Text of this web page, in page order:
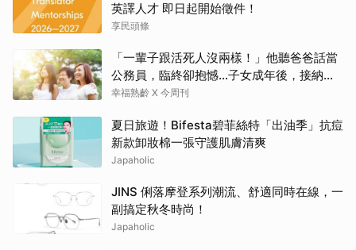
英譯人才 即日起開始徵件！
享民頭條
「一輩子跟活死人沒兩樣！」他聽爸爸話當
公務員，臨終卻抱憾…子女成年後，接納與
欣賞就夠了
幸福熟齡 X 今周刊
夏日旅遊！Bifesta碧菲絲特「出油季」抗痘
新款卸妝棉一張守護肌膚清爽
Japaholic
JINS 俐落摩登系列潮流、舒適同時在線，一
副搞定秋冬時尚！
Japaholic